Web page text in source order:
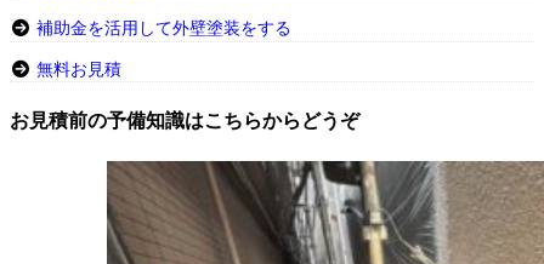
補助金を活用して外壁塗装をする
無料お見積
お見積前の予備知識はこちらからどうぞ